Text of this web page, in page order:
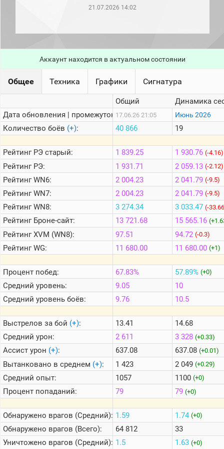
месяц)
(за
последние
сессии)
Топ
1000
Кланы
стримеров
Информация
Онлайн
Цветовая
шкала
Теlegram
ВК
Портал
Мира
Танков
21.07.2026 14:02
Аккаунт находится в актуальном состоянии
Общее Техника Графики Сигнатура
Дата обновления | промежуток:
Количество боёв (+):
РейтингРЭ старый:
РейтингРЭ:
РейтингWN6:
РейтингWN7:
РейтингWN8:
РейтингБроне-сайт:
РейтингXVM (WN8):
РейтингWG:
Процент побед:
Средний уровень:
Средний уровень боёв:
Выстрелов за бой (+):
Средний урон:
Ассист урон (+):
Вытанковано в среднем (+):
Средний опыт:
Процент попаданий:
Обнаружено врагов (Средний):
Обнаружено врагов (Всего):
Уничтожено врагов (Средний):
Общий
17.06.26 21:05
40 866
1 839.25
1 931.71
2 004.23
2 004.23
3 274.34
13 721.68
97.51
11 680.00
67.83%
9.05
9.76
13.41
2 611
637.08
1 423
1057
79
1.59
64 812
1.5
Динамика
Июнь 2026
19
1 930.76 (-4.16)
2 059.13 (-2.12)
2 041.79 (-9.5)
2 041.79 (-9.5)
3 033.47 (-
15 565.16
94.72 (-0.3)
11 680.00 (+1)
57.89% (+0)
10
10.5
14.68
3 328 (+0.33)
637.08 (+0.01)
2 049 (+0.29)
1100 (+0)
79 (+0)
1.74 (+0)
33
1.63 (+0)